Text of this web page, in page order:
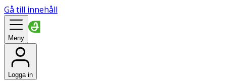
Gå till innehåll
Meny
Logga in